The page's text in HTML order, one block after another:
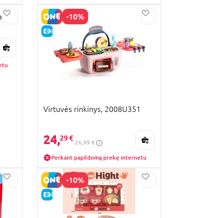
-10%
E-KAINA
Virtuvės rinkinys, 2008U351
24,29 €
26,99 €
Perkant papildomą prekę internetu
-10%
E-KAINA